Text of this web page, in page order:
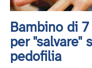
Bambino di
per "salvare"
pedofilia